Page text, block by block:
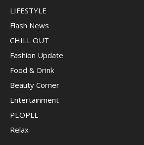
LIFESTYLE
Flash News
CHILL OUT
Fashion Update
Food & Drink
Beauty Corner
Entertainment
PEOPLE
Relax